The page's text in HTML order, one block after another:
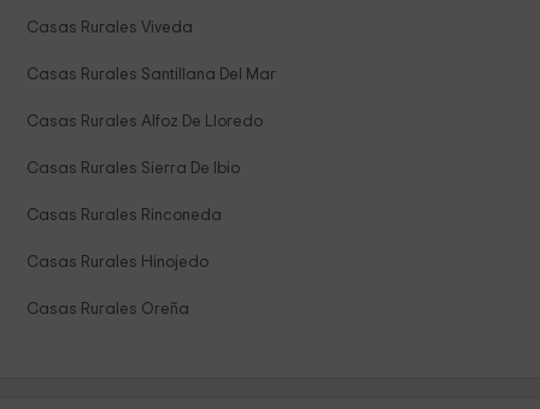
Casas Rurales Viveda
Casas Rurales Santillana Del Mar
Casas Rurales Alfoz De Lloredo
Casas Rurales Sierra De Ibio
Casas Rurales Rinconeda
Casas Rurales Hinojedo
Casas Rurales Oreña